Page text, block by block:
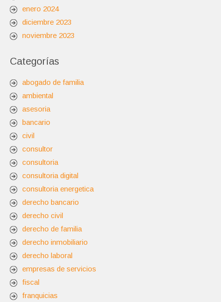
enero 2024
diciembre 2023
noviembre 2023
Categorías
abogado de familia
ambiental
asesoria
bancario
civil
consultor
consultoria
consultoria digital
consultoria energetica
derecho bancario
derecho civil
derecho de familia
derecho inmobiliario
derecho laboral
empresas de servicios
fiscal
franquicias